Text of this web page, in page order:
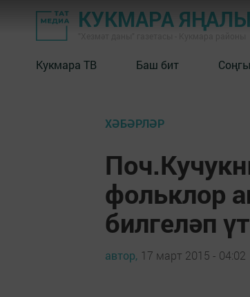
КУКМАРА
Кукмара ТВ Баш бит
ХӘБӘРЛӘР
фольклор
билгеләп
автор, 17 март 2015 - 04:02